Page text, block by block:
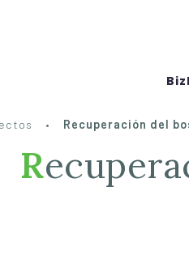
Recuperación del